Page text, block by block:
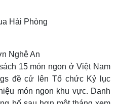
Hải Phòng
Nghệ An
15 món ngon ở Việt Nam
đề cử lên Tổ chức Kỷ lục
món ngon khu vực. Danh